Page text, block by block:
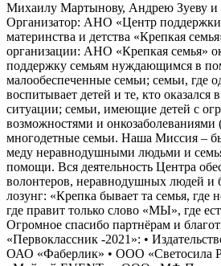
Михаилу Мартынову, Андрею Зуеву
Организатор: АНО «Центр поддержки
материнства и детства «Крепкая
организации: АНО «Крепкая семья»
поддержку семьям нуждающимся в
малообеспеченные семьи; семьи, где
воспитывает детей и те, кто
ситуации; семьи, имеющие детей с
возможностями и онкозаболеваниями
многодетные семьи. Наша Миссия –
меду неравнодушными людьми и
помощи. Вся деятельность Центра
волонтеров, неравнодушных людей и
лозунг: «Крепка бывает та семья, где
где правит только слово «МЫ», где
Огромное спасибо партнёрам и
«Первоклассник -2021»: •
ОАО «Фаберлик» • ООО «Светосила